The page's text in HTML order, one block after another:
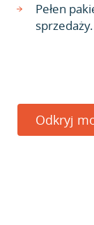
Pełen
sprzedaży.
Odkryj